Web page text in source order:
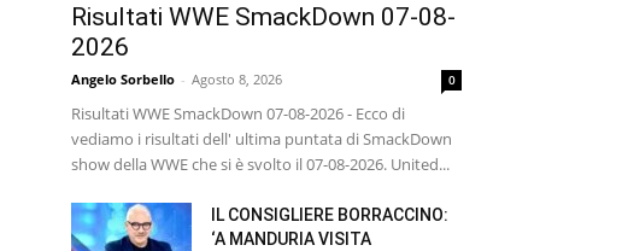
Risultati WWE SmackDown 07-08-
2026
Angelo Sorbello - Agosto 8, 2026 0
Risultati WWE SmackDown 07-08-2026 - Ecco di
vediamo i risultati dell' ultima puntata di SmackDown
show della WWE che si è svolto il 07-08-2026. United...
IL CONSIGLIERE BORRACCINO:
‘A MANDURIA VISITA